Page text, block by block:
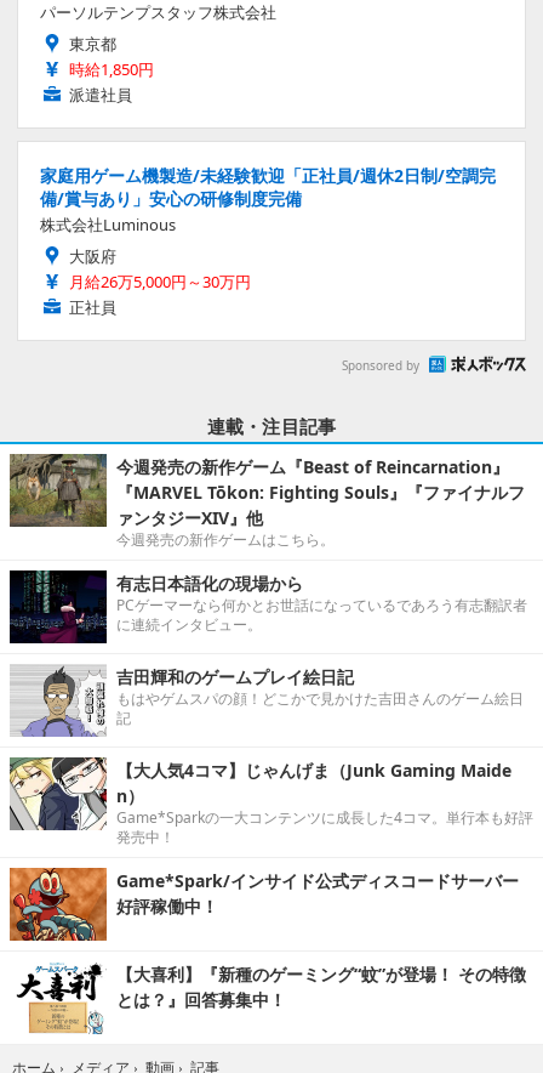
パーソルテンプスタッフ株式会社
東京都
時給1,850円
派遣社員
家庭用ゲーム機製造/未経験歓迎「正社員/週休2日制/空調完
備/賞与あり」安心の研修制度完備
株式会社Luminous
大阪府
月給26万5,000円～30万円
正社員
Sponsored by
連載・注目記事
今週発売の新作ゲーム『Beast of Reincarnation』
『MARVEL Tōkon: Fighting Souls』『ファイナルフ
ァンタジーXIV』他
今週発売の新作ゲームはこちら。
有志日本語化の現場から
PCゲーマーなら何かとお世話になっているであろう有志翻訳者
に連続インタビュー。
吉田輝和のゲームプレイ絵日記
もはやゲムスパの顔！どこかで見かけた吉田さんのゲーム絵日
記
【大人気4コマ】じゃんげま（Junk Gaming Maide
n）
Game*Sparkの一大コンテンツに成長した4コマ。単行本も好評
発売中！
Game*Spark/インサイド公式ディスコードサーバー
好評稼働中！
【大喜利】『新種のゲーミング“蚊”が登場！ その特徴
とは？』回答募集中！
ホーム › メディア › 動画 › 記事